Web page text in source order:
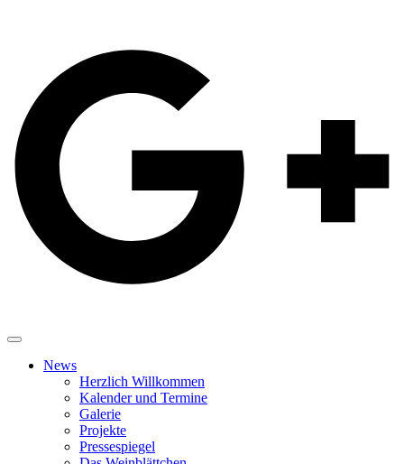
News
Herzlich Willkommen
Kalender und Termine
Galerie
Projekte
Pressespiegel